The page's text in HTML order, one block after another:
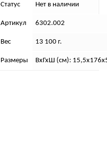
Статус Нет в наличии
Артикул 6302.002
Вес 13 100 г.
Размеры ВхГхШ (см):